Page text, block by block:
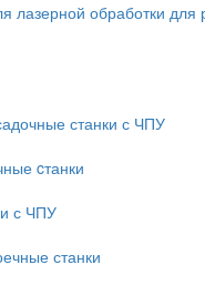
лазерной обработки для
станки с ЧПУ
cтанки
с ЧПУ
станки